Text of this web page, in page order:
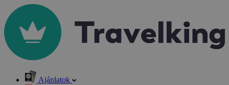
Ajánlatok